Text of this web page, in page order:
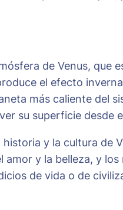
de Venus, que
el efecto
más caliente del
su superficie desde
y la cultura de
y la belleza, y
de vida o de